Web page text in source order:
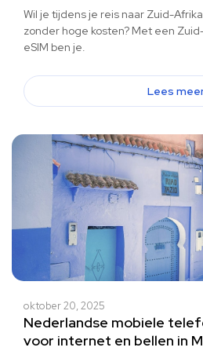
Wil je tijdens je reis naar Zuid-
zonder hoge kosten? Met een
eSIM ben je.
Lees
oktober 20, 2025
Nederlandse mobiele
voor internet en bellen in